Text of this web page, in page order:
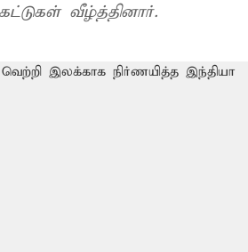
வீழ்த்தினார்.